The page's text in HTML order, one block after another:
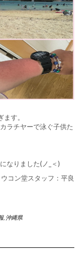
す。
ラチヤーで泳ぐ子供た
なりました(ノ_＜)
ウコン堂スタッフ：平良
, 沖縄県